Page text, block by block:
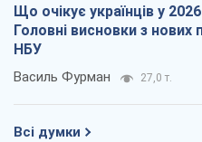
Що очікує українців у
Головні висновки з нових
НБУ
Василь Фурман 27,0 т.
Всі думки